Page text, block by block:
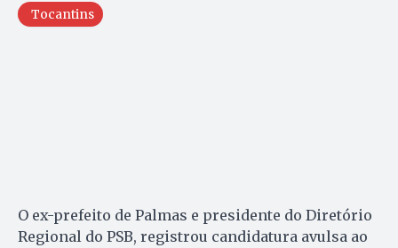
Tocantins
O ex-prefeito de Palmas e presidente do Diretório
Regional do PSB, registrou candidatura avulsa ao